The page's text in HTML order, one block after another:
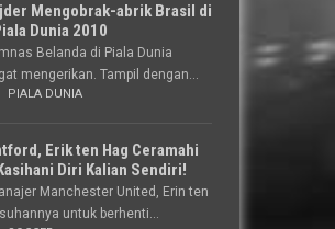
Mengobrak-abrik Brasil di
Dunia 2010
Belanda di Piala Dunia
mengerikan. Tampil dengan...
PIALA DUNIA
Erik ten Hag Ceramahi
Diri Kalian Sendiri!
Manchester United, Erin ten
untuk berhenti...